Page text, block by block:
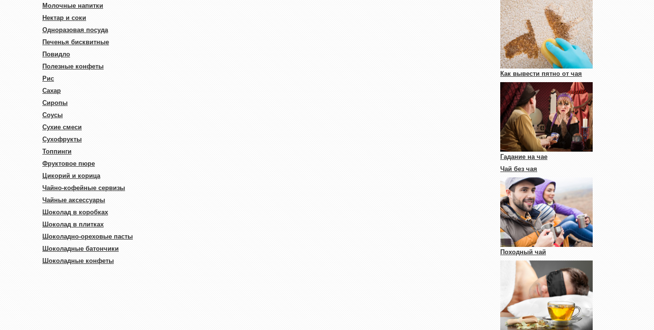
Молочные напитки
Нектар и соки
Одноразовая посуда
Печенья бисквитные
Повидло
Полезные конфеты
Рис
Сахар
Сиропы
Соусы
Сухие смеси
Сухофрукты
Топпинги
Фруктовое пюре
Цикорий и корица
Чайно-кофейные сервизы
Чайные аксессуары
Шоколад в коробках
Шоколад в плитках
Шоколадно-ореховые пасты
Шоколадные батончики
Шоколадные конфеты
Как вывести пятно от чая
Гадание на чае
Чай без чая
Походный чай